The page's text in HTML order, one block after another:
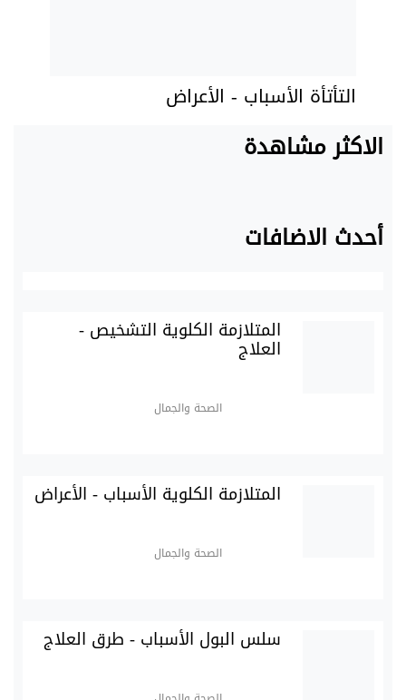
التأتأة الأسباب - الأعراض
الاكثر مشاهدة
أحدث الاضافات
المتلازمة الكلوية التشخيص -
العلاج
الصحة والجمال
المتلازمة الكلوية الأسباب - الأعراض
الصحة والجمال
سلس البول الأسباب - طرق العلاج